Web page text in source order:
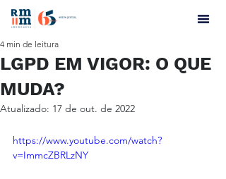
LGPD EM VIGOR: O QUE
MUDA?
4 min de leitura
Atualizado: 17 de out. de 2022
https://www.youtube.com/watch?
v=ImmcZBRLzNY